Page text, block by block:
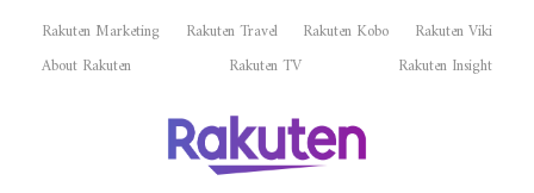
Rakuten Viki
Rakuten Kobo
Rakuten Travel
Rakuten Marketing
Rakuten Insight
Rakuten TV
About Rakuten